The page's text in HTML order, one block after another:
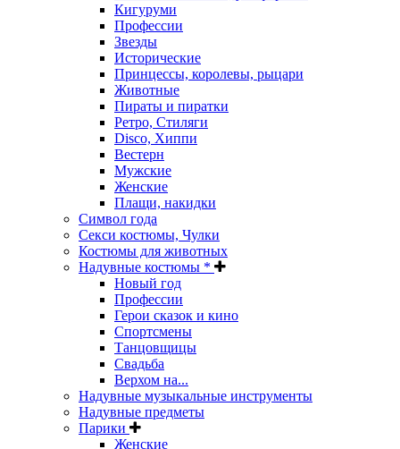
Кигуруми
Профессии
Звезды
Исторические
Принцессы, королевы, рыцари
Животные
Пираты и пиратки
Ретро, Стиляги
Disco, Хиппи
Вестерн
Мужские
Женские
Плащи, накидки
Символ года
Секси костюмы, Чулки
Костюмы для животных
Надувные костюмы *
Новый год
Профессии
Герои сказок и кино
Спортсмены
Танцовщицы
Свадьба
Верхом на...
Надувные музыкальные инструменты
Надувные предметы
Парики
Женские